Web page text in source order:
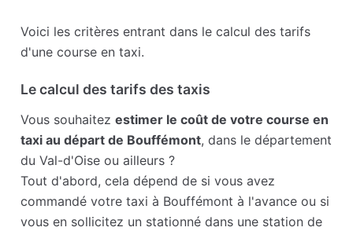
Voici les critères entrant dans le calcul des tarifs
d'une course en taxi.
Le calcul des tarifs des taxis
Vous souhaitezestimer le coût de votre course en
taxi au départ de Bouffémont, dans le département
du Val-d'Oise ou ailleurs ?
Tout d'abord, cela dépend de si vous avez
commandé votre taxi à Bouffémont à l'avance ou si
vous en sollicitez un stationné dans une station de